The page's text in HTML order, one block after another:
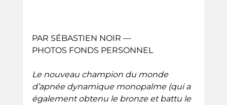
PAR SÉBASTIEN NOIR —
PHOTOS FONDS PERSONNEL
Le nouveau champion du monde
d’apnée dynamique monopalme (qui a
également obtenu le bronze et battu le